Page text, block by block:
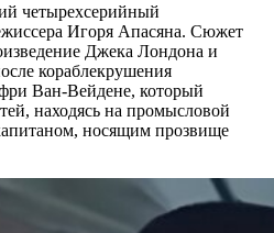
четырехсерийный
Игоря Апасяна. Сюжет
Джека Лондона и
кораблекрушения
Ван-Вейдене, который
находясь на промысловой
носящим прозвище